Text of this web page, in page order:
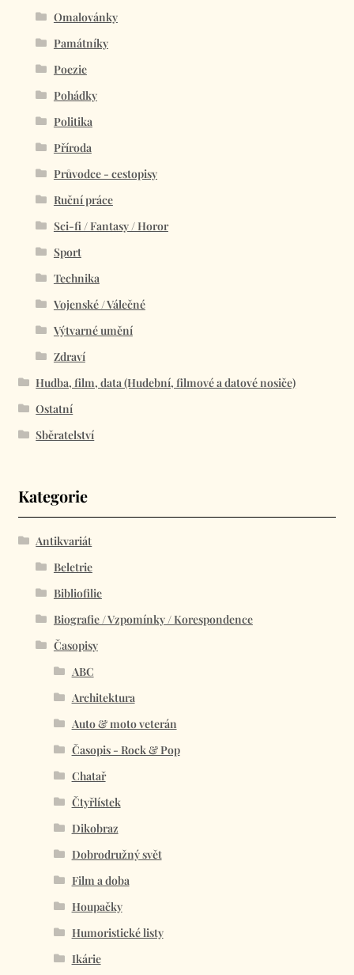
Omalovánky
Památníky
Poezie
Pohádky
Politika
Příroda
Průvodce - cestopisy
Ruční práce
Sci-fi / Fantasy / Horor
Sport
Technika
Vojenské / Válečné
Výtvarné umění
Zdraví
Hudba, film, data (Hudební, filmové a datové nosiče)
Ostatní
Sběratelství
Kategorie
Antikvariát
Beletrie
Bibliofilie
Biografie / Vzpomínky / Korespondence
Časopisy
ABC
Architektura
Auto & moto veterán
Časopis - Rock & Pop
Chatař
Čtyřlístek
Dikobraz
Dobrodružný svět
Film a doba
Houpačky
Humoristické listy
Ikárie